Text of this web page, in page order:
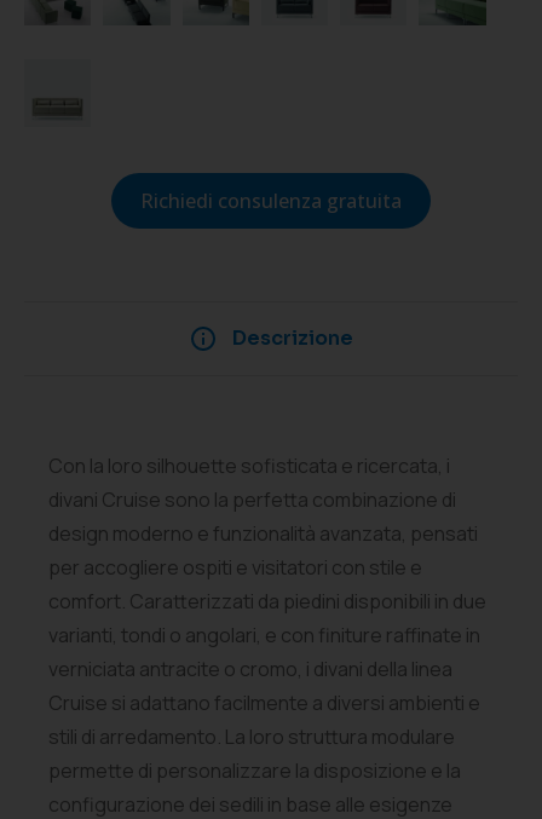
Richiedi consulenza gratuita
Descrizione
Con la loro silhouette sofisticata e ricercata, i
divani Cruise sono la perfetta combinazione di
design moderno e funzionalità avanzata, pensati
per accogliere ospiti e visitatori con stile e
comfort. Caratterizzati da piedini disponibili in due
varianti, tondi o angolari, e con finiture raffinate in
verniciata antracite o cromo, i divani della linea
Cruise si adattano facilmente a diversi ambienti e
stili di arredamento. La loro struttura modulare
permette di personalizzare la disposizione e la
configurazione dei sedili in base alle esigenze